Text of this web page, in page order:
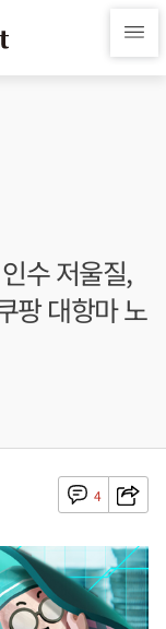
수 저울질,
팡 대항마 노
4